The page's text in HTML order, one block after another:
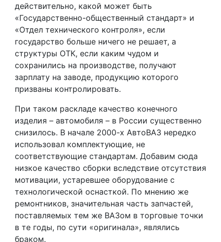
действительно, какой может быть
«Государственно-общественный стандарт» и
«Отдел технического контроля», если
государство больше ничего не решает, а
структуры ОТК, если каким чудом и
сохранились на производстве, получают
зарплату на заводе, продукцию которого
призваны контролировать.
При таком раскладе качество конечного
изделия – автомобиля – в России существенно
снизилось. В начале 2000-х АвтоВАЗ нередко
использовал комплектующие, не
соответствующие стандартам. Добавим сюда
низкое качество сборки вследствие отсутствия
мотивации, устаревшее оборудование с
технологической оснасткой. По мнению же
ремонтников, значительная часть запчастей,
поставляемых тем же ВАЗом в торговые точки
в те годы, по сути «оригинала», являлись
браком.